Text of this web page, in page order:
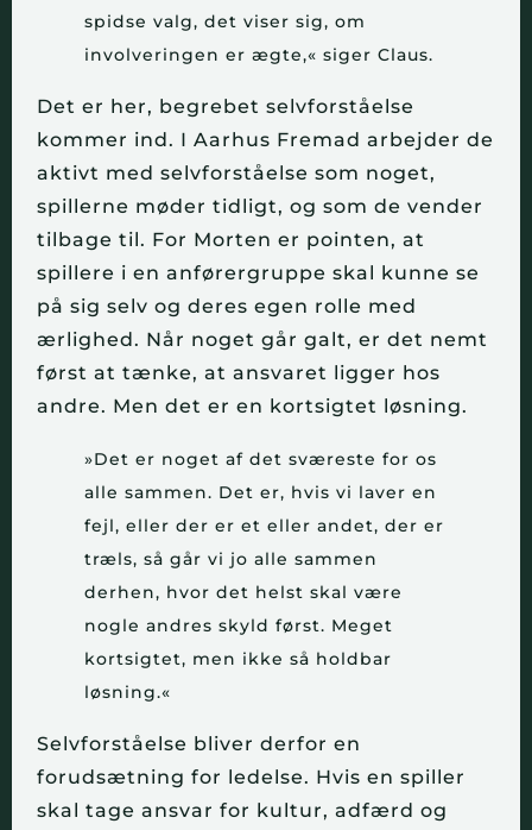
spidse valg, det viser sig, om
involveringen er ægte,« siger Claus.
Det er her, begrebet selvforståelse
kommer ind. I Aarhus Fremad arbejder de
aktivt med selvforståelse som noget,
spillerne møder tidligt, og som de vender
tilbage til. For Morten er pointen, at
spillere i en anførergruppe skal kunne se
på sig selv og deres egen rolle med
ærlighed. Når noget går galt, er det nemt
først at tænke, at ansvaret ligger hos
andre. Men det er en kortsigtet løsning.
»Det er noget af det sværeste for os
alle sammen. Det er, hvis vi laver en
fejl, eller der er et eller andet, der er
træls, så går vi jo alle sammen
derhen, hvor det helst skal være
nogle andres skyld først. Meget
kortsigtet, men ikke så holdbar
løsning.«
Selvforståelse bliver derfor en
forudsætning for ledelse. Hvis en spiller
skal tage ansvar for kultur, adfærd og